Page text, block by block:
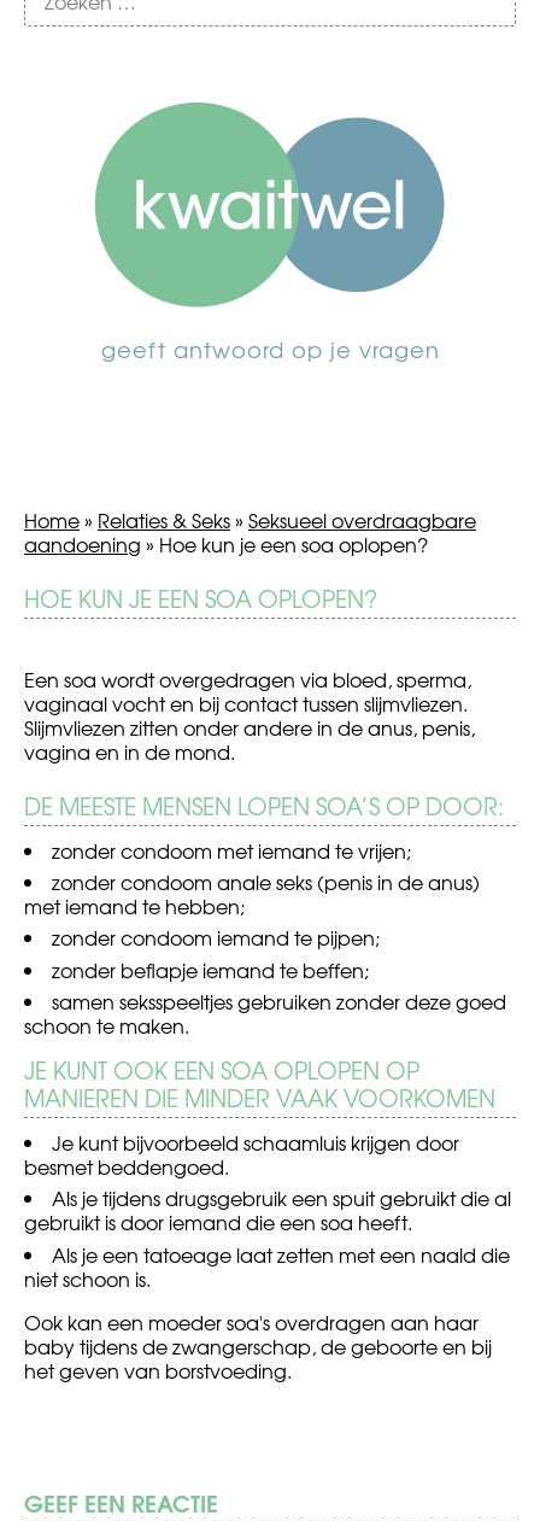
geeft antwoord op je vragen
Home» Relaties & Seks» Seksueel overdraagbare
aandoening » Hoe kun je een soa oplopen?
HOE KUN JE EEN SOA OPLOPEN?
Een soa wordt overgedragen via bloed, sperma,
vaginaal vocht en bij contact tussen slijmvliezen.
Slijmvliezen zitten onder andere in de anus, penis,
vagina en in de mond.
DE MEESTE MENSEN LOPEN SOA’S OP DOOR:
zonder condoom met iemand te vrijen;
zonder condoom anale seks (penis in de anus)
met iemand te hebben;
zonder condoom iemand te pijpen;
zonder beflapje iemand te beffen;
samen seksspeeltjes gebruiken zonder deze goed
schoon te maken.
JE KUNT OOK EEN SOA OPLOPEN OP
MANIEREN DIE MINDER VAAK VOORKOMEN
Je kunt bijvoorbeeld schaamluis krijgen door
besmet beddengoed.
Als je tijdens drugsgebruik een spuit gebruikt die al
gebruikt is door iemand die een soa heeft.
Als je een tatoeage laat zetten met een naald die
niet schoon is.
Ook kan een moeder soa's overdragen aan haar
baby tijdens de zwangerschap, de geboorte en bij
het geven van borstvoeding.
BERICHT
NAVIGATIE
Spijbelen
Zwanger,
of
GEEF EEN REACTIE